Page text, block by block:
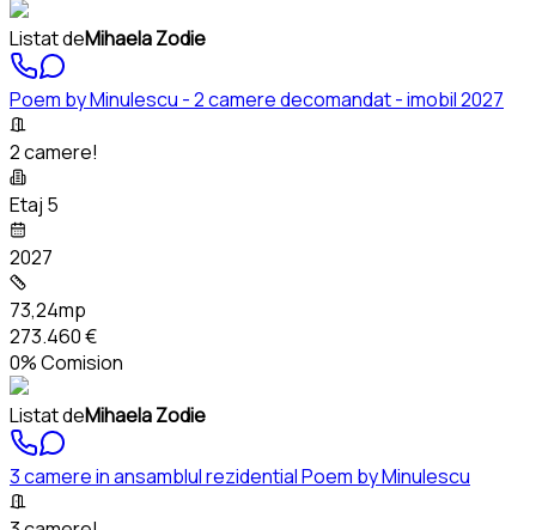
Listat deMihaela Zodie
Poem by Minulescu - 2 camere decomandat - imobil 2027
2 camere!
Etaj 5
2027
73,24mp
273.460 €
0% Comision
Listat deMihaela Zodie
3 camere in ansamblul rezidential Poem by Minulescu